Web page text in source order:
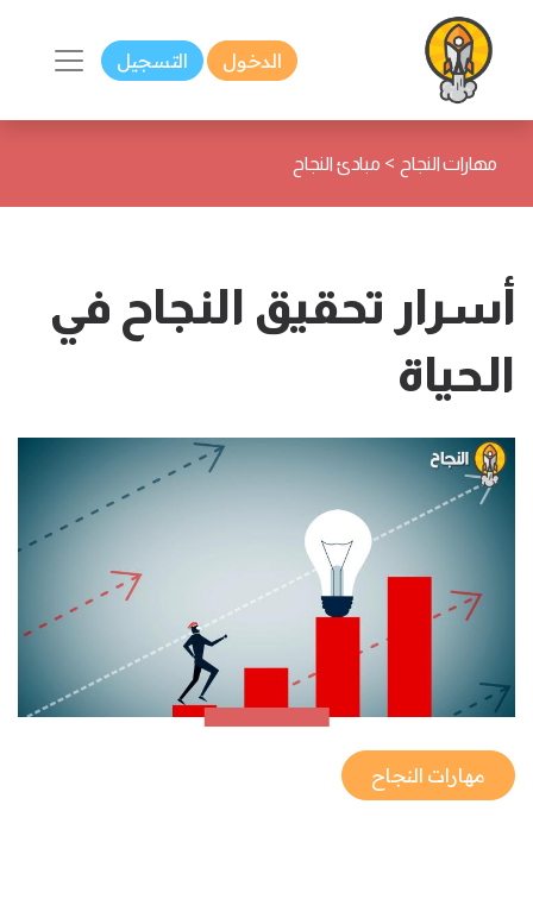
الدخول التسجيل
مهارات النجاح > مبادئ النجاح
أسرار تحقيق النجاح في
الحياة
مهارات النجاح